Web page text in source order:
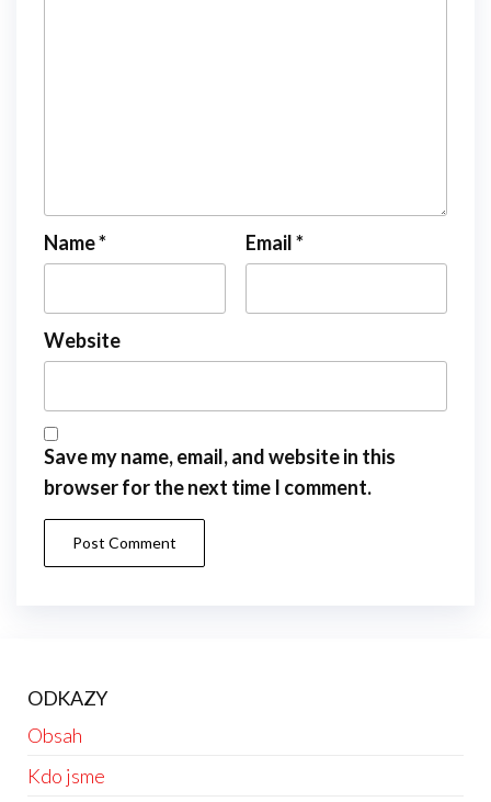
Name* Email*
Website
Save my name, email, and website in this
browser for the next time I comment.
ODKAZY
Obsah
Kdo jsme